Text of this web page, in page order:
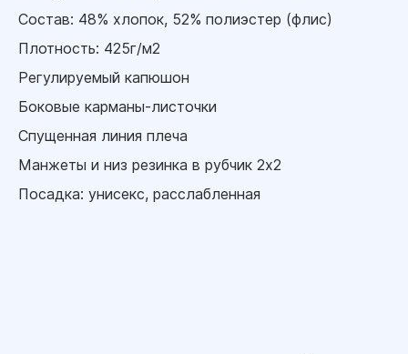
Состав: 48% хлопок, 52% полиэстер (флис)
Плотность: 425г/м2
Регулируемый капюшон
Боковые карманы-листочки
Спущенная линия плеча
Манжеты и низ резинка в рубчик 2x2
Посадка: унисекс, расслабленная